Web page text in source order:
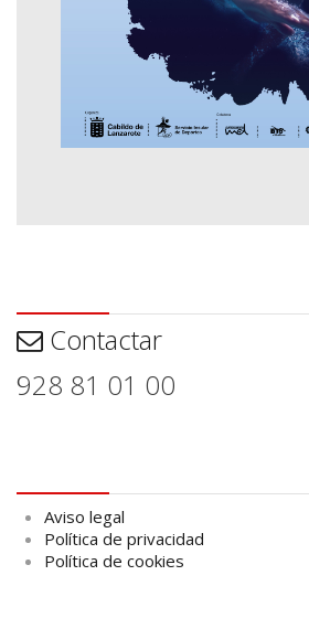
Contactar
928 81 01 00
Aviso legal
Política de privacidad
Política de cookies